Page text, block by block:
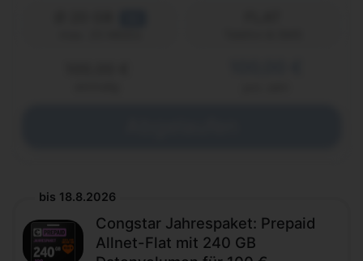
bis 18.8.2026
Congstar Jahrespaket: Prepaid
Allnet-Flat mit 240 GB